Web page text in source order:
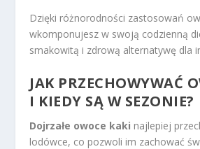
Dzięki różnorodności zastosowań
wkomponujesz w swoją codzienną
smakowitą i zdrową alternatywę dla
JAK PRZECHOWYWAĆ
I KIEDY SĄ W SEZONIE?
Dojrzałe owoce kaki najlepiej
lodówce, co pozwoli im zachować